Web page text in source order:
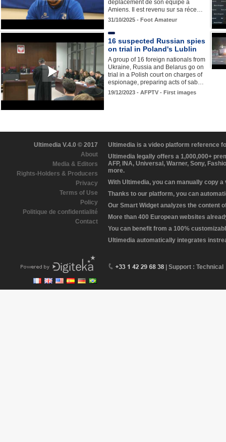
déplacement de son équipe à
Amiens. Il est revenu sur sa réce…
31/10/2025 - Foot Amateur
16 suspected Russian spies
on trial in Poland's Lublin
A group of 16 foreign nationals from
Ukraine, Russia and Belarus go on
trial in a Polish court on charges of
espionage, preparing acts of sab…
19/12/2023 - AFPTV - First images
Ultimedia V.4.0 © 2017
About
Media & Editors
Rights-Holders & Producers
Privacy
Terms of Use
Policy
Politique de confidentialité
Contact
Ultimedia is a video platform reference
Ultimedia legally offers a 1,000,000+
AFP, INA, Universal, Warner, Sony,
more.
With Ultimedia, you can manually copy
Thanks to our platform, you can
Our Smart Widget analyzes the content
More than 400 European websites
You can benefit from a 100%
Ultimedia automatically integrates
| Support : Technical